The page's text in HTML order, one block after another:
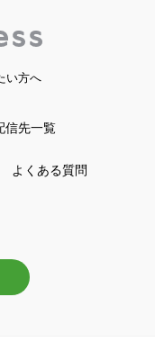
い方へ
信先一覧
よくある質問